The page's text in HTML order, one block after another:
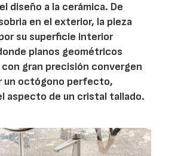
diseño a la cerámica. De
en el exterior, la pieza
su superficie interior
planos geométricos
gran precisión convergen
un octógono perfecto,
aspecto de un cristal tallado.